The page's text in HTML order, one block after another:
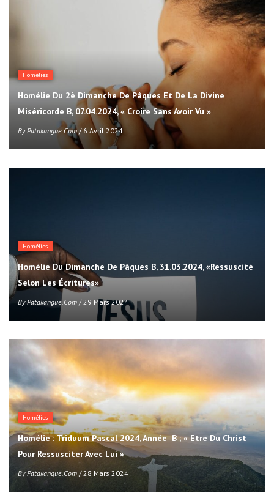
Homélies
Homélie Du 2è Dimanche De Pâques Et De La Divine
Miséricorde B, 07.04.2024, « Croire Sans Avoir Vu »
ByPatakangue.com/ 6 Avril 2024
Homélies
Homélie Du Dimanche De Pâques B, 31.03.2024, «Ressuscité
Selon Les Écritures»
ByPatakangue.com/ 29 Mars 2024
Homélies
Homélie : Triduum Pascal 2024, Année B ; « Etre Du Christ
Pour Ressusciter Avec Lui »
ByPatakangue.com/ 28 Mars 2024